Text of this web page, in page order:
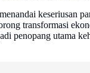
keseriusan
transformasi
penopang utama